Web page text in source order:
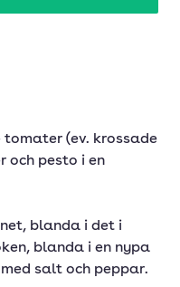
tomater (ev. krossade
och pesto i en
blanda i det i
blanda i en nypa
salt och peppar.